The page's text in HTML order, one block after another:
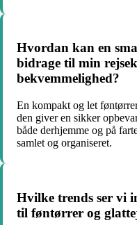
Hvordan kan en
bidrage til min
bekvemmelighed?
En kompakt og let
den giver en sikker
både derhjemme og på
samlet og organiseret.
Hvilke trends ser vi
til føntørrer og